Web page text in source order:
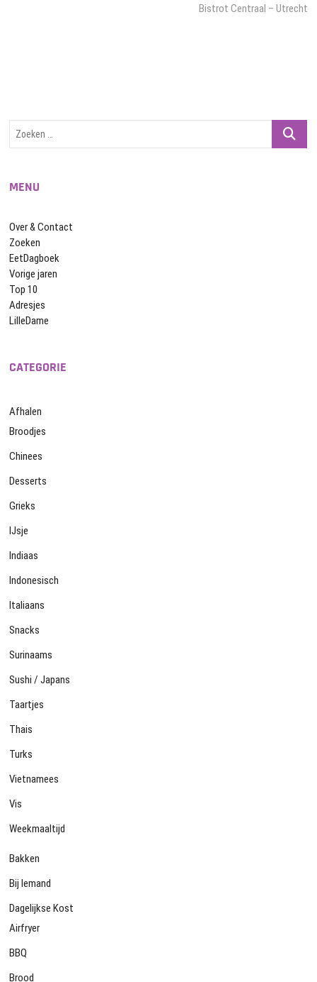
bericht:
Bistrot Centraal – Utrecht
Zoeken
MENU
Over & Contact
Zoeken
EetDagboek
Vorige jaren
Top 10
Adresjes
LilleDame
CATEGORIE
Afhalen
Broodjes
Chinees
Desserts
Grieks
IJsje
Indiaas
Indonesisch
Italiaans
Snacks
Surinaams
Sushi / Japans
Taartjes
Thais
Turks
Vietnamees
Vis
Weekmaaltijd
Bakken
Bij Iemand
Dagelijkse Kost
Airfryer
BBQ
Brood